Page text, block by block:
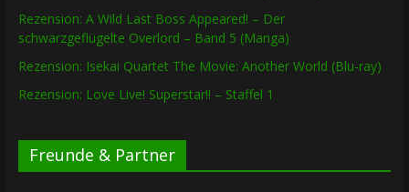
Rezension: A Wild Last Boss Appeared! – Der
schwarzgeflügelte Overlord – Band 5 (Manga)
Rezension: Isekai Quartet The Movie: Another World (Blu-ray)
Rezension: Love Live! Superstar!! – Staffel 1
Freunde & Partner